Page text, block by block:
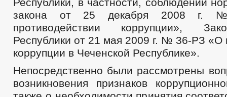
закона от 25 декабря 2008
противодействии коррупции»,
Республики от 21 мая 2009 г. № 36-РЗ «О
коррупции в Чеченской Республике».
Непосредственно были рассмотрены
возникновения признаков